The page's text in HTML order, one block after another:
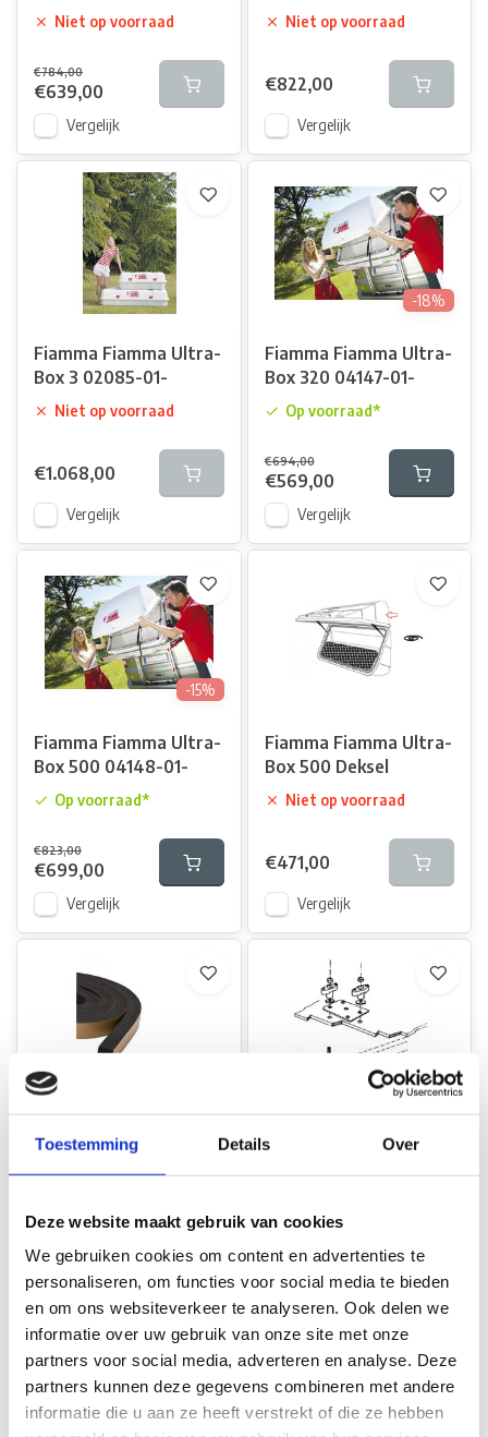
Toestemming Details Over
Deze website maakt gebruik van cookies
We gebruiken cookies om content en advertenties te
personaliseren, om functies voor social media te bieden
en om ons websiteverkeer te analyseren. Ook delen we
informatie over uw gebruik van onze site met onze
partners voor social media, adverteren en analyse. Deze
partners kunnen deze gegevens combineren met andere
informatie die u aan ze heeft verstrekt of die ze hebben
Niet op voorraad
€784,00
€639,00
Vergelijk
Niet op voorraad
€822,00
Vergelijk
Fiamma Fiamma Ultra-
Box 3 02085-01-
Niet op voorraad
€1.068,00
Vergelijk
-18%
Fiamma Fiamma Ultra-
Box 320 04147-01-
Op voorraad*
€694,00
€569,00
Vergelijk
-15%
Fiamma Fiamma Ultra-
Box 500 04148-01-
Op voorraad*
€823,00
€699,00
Vergelijk
Fiamma Fiamma Ultra-
Box 500 Deksel
Niet op voorraad
€471,00
Vergelijk
Thule Foam rubber
clissic tbv Top Box
€24,35
Vergelijk
Thule Montagebeugels
dakkoffer
€30,00
Vergelijk